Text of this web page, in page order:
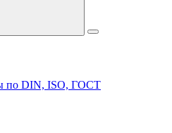
по DIN, ISO, ГОСТ